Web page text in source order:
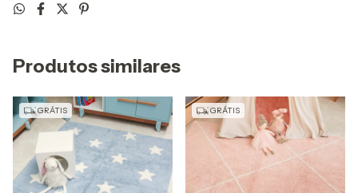
Produtos similares
GRÁTIS GRÁTIS